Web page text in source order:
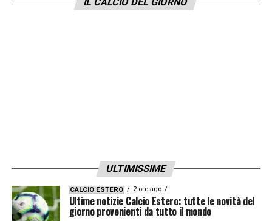
ULTIMISSIME
CALCIO ESTERO 2 ore ago
Ultime notizie Calcio Estero: tutte le novità del
giorno provenienti da tutto il mondo